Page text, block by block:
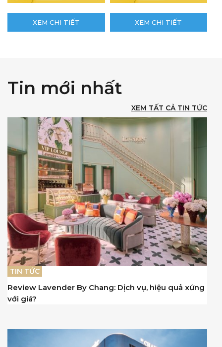
XEM CHI TIẾT XEM CHI TIẾT
Tin mới nhất
XEM TẤT CẢ TIN TỨC
TIN TỨC
Review Lavender By Chang: Dịch vụ, hiệu quả xứng
với giá?